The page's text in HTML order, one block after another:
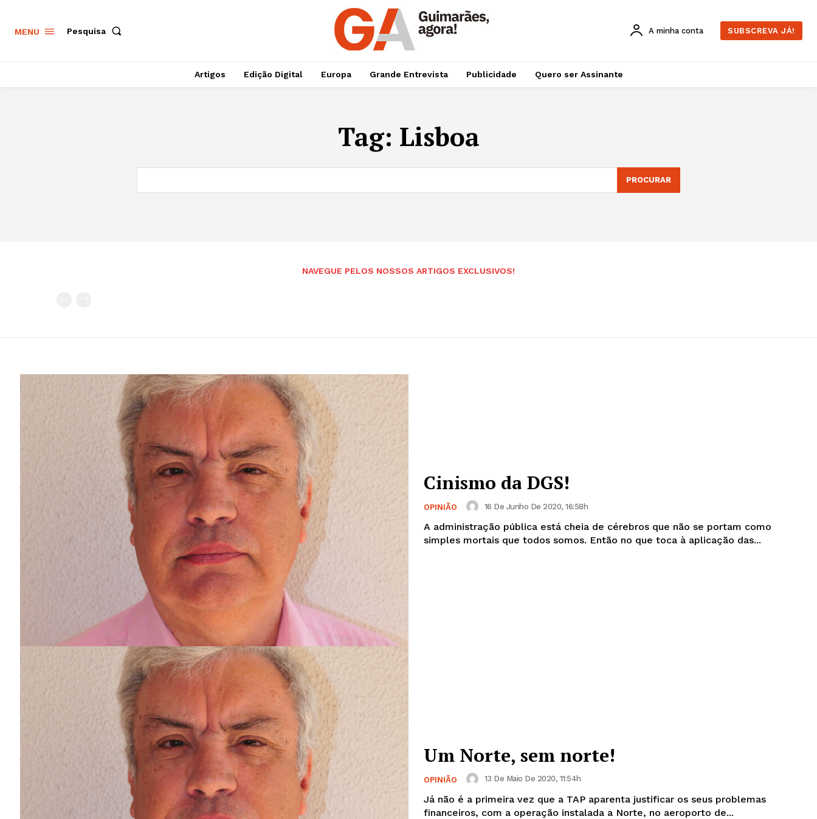
MENU Pesquisa A minha conta SUBSCREVA JÁ!
Artigos Edição Digital Europa Grande Entrevista Publicidade Quero ser Assinante
Tag: Lisboa
PROCURAR
NAVEGUE PELOS NOSSOS ARTIGOS EXCLUSIVOS!
Cinismo da DGS!
OPINIÃO 16 De Junho De 2020, 16:58h
A administração pública está cheia de cérebros que não se portam como
simples mortais que todos somos. Então no que toca à aplicação das...
Um Norte, sem norte!
OPINIÃO 13 De Maio De 2020, 11:54h
Já não é a primeira vez que a TAP aparenta justificar os seus problemas
financeiros, com a operação instalada a Norte, no aeroporto de...